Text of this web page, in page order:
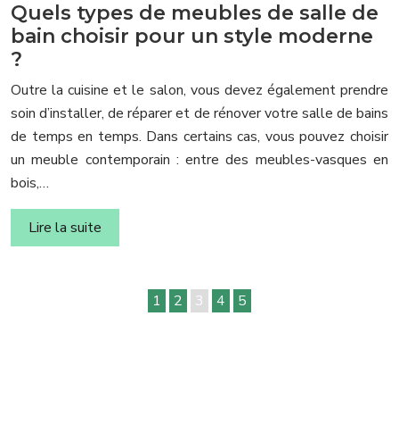
Quels types de meubles de salle de
bain choisir pour un style moderne
?
Outre la cuisine et le salon, vous devez également prendre
soin d’installer, de réparer et de rénover votre salle de bains
de temps en temps. Dans certains cas, vous pouvez choisir
un meuble contemporain : entre des meubles-vasques en
bois,…
Lire la suite
1 2 3 4 5